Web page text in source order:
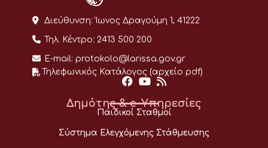
Διεύθυνση: Ίωνος Δραγούμη 1, 41222
Τηλ. Κέντρο: 2413 500 200
E-mail: protokolo@larissa.gov.gr
Τηλεφωνικός Κατάλογος (αρχείο pdf)
Δημότης & e-Υπηρεσίες
Παιδικοί Σταθμοί
Σύστημα Ελεγχόμενης Στάθμευσης